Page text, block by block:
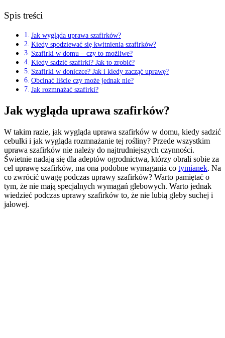
Spis treści
Jak wygląda uprawa szafirków?
Kiedy spodziewać się kwitnienia szafirków?
Szafirki w domu – czy to możliwe?
Kiedy sadzić szafirki? Jak to zrobić?
Szafirki w doniczce? Jak i kiedy zacząć uprawę?
Obcinać liście czy może jednak nie?
Jak rozmnażać szafirki?
Jak wygląda uprawa szafirków?
W takim razie, jak wygląda uprawa szafirków w domu, kiedy sadzić
cebulki i jak wygląda rozmnażanie tej rośliny? Przede wszystkim
uprawa szafirków nie należy do najtrudniejszych czynności.
Świetnie nadają się dla adeptów ogrodnictwa, którzy obrali sobie za
cel uprawę szafirków, ma ona podobne wymagania co tymianek. Na
co zwrócić uwagę podczas uprawy szafirków? Warto pamiętać o
tym, że nie mają specjalnych wymagań glebowych. Warto jednak
wiedzieć podczas uprawy szafirków to, że nie lubią gleby suchej i
jałowej.